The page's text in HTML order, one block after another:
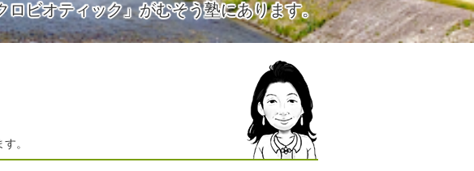
ロビオティック」がむそう塾にあります。
。